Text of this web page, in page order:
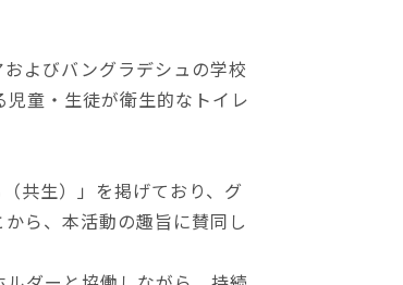
よびバングラデシュの学校
童・生徒が衛生的なトイレ
共生）」を掲げており、グ
ら、本活動の趣旨に賛同し